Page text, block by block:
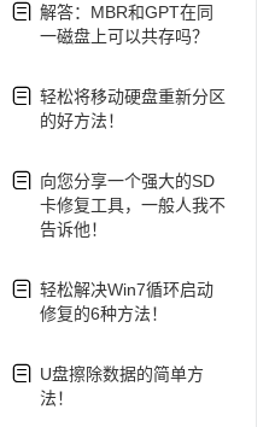
解答：MBR和GPT在同
一磁盘上可以共存吗？
轻松将移动硬盘重新分区
的好方法！
向您分享一个强大的SD
卡修复工具，一般人我不
告诉他！
轻松解决Win7循环启动
修复的6种方法！
U盘擦除数据的简单方
法！